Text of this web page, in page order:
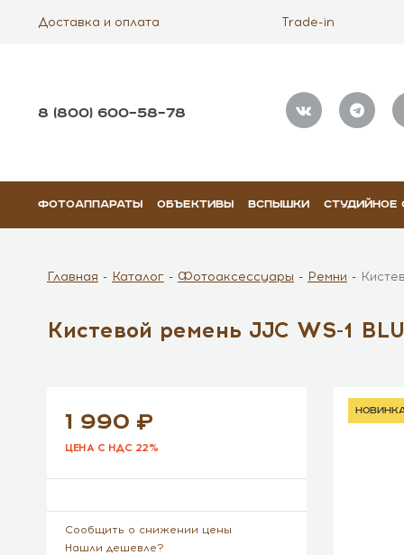
Доставка и оплата Trade-in
8 (800) 600–58–78
ФОТОАППАРАТЫ ОБЪЕКТИВЫ ВСПЫШКИ СТУДИЙНОЕ
Главная Каталог Фотоаксессуары Ремни
Кистевой ремень JJC WS-1
1 990
ЦЕНА С НДС 22%
Сообщить о снижении цены
Нашли дешевле?